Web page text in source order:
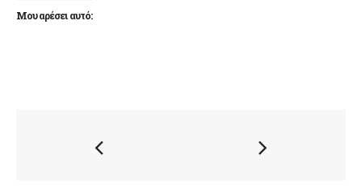
Μου αρέσει αυτό: